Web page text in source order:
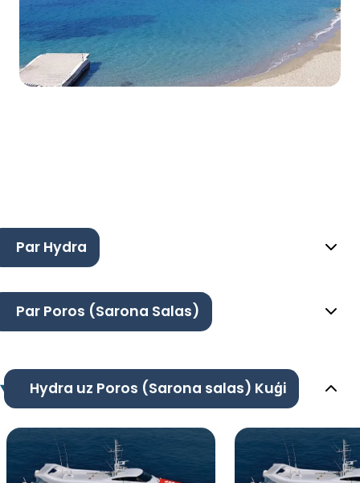
Par Hydra
Par Poros (Sarona Salas)
Hydra uz Poros (Sarona salas) Kuģi